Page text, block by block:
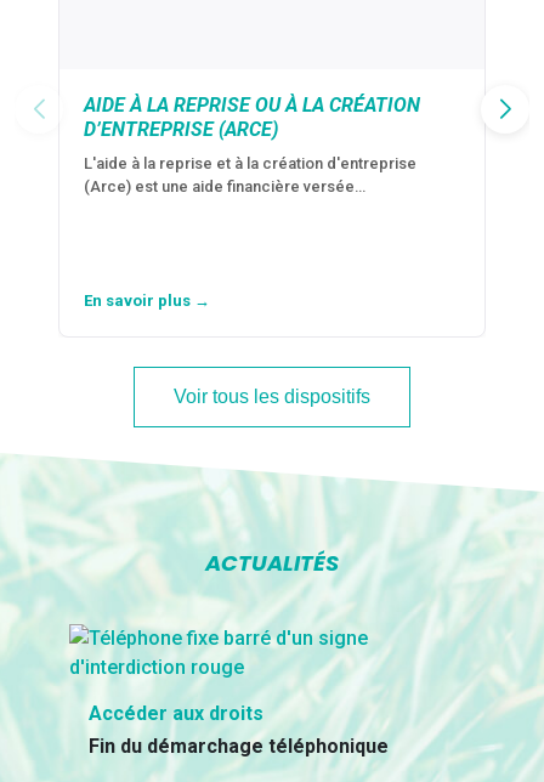
AIDE À LA REPRISE OU À LA CRÉATION
D’ENTREPRISE (ARCE)
L'aide à la reprise et à la création d'entreprise
(Arce) est une aide financière versée…
En savoir plus →
Voir tous les dispositifs
ACTUALITÉS
Accéder aux droits
Fin du démarchage téléphonique